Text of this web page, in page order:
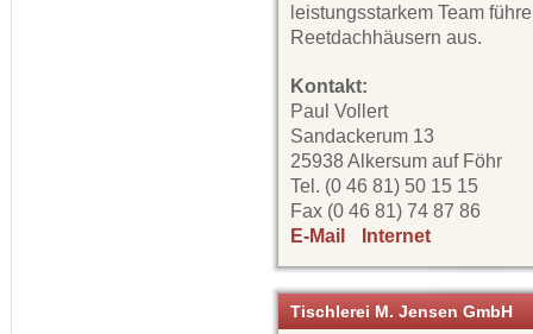
leistungsstarkem Team
Reetdachhäusern aus.
Kontakt:
Paul Vollert
Sandackerum 13
25938 Alkersum auf Föhr
Tel. (0 46 81) 50 15 15
Fax (0 46 81) 74 87 86
E-Mail
Internet
Tischlerei M. Jensen GmbH